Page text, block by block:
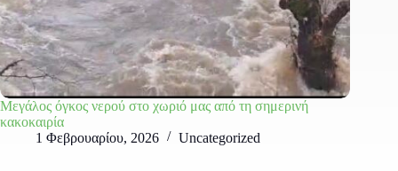
Μεγάλος όγκος νερού στο χωριό μας από τη σημερινή
κακοκαιρία
1 Φεβρουαρίου, 2026
Uncategorized